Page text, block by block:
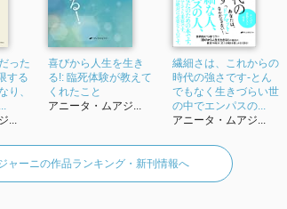
った
する
り、
...
喜びから人生を生き
る!: 臨死体験が教えて
くれたこと
アニータ・ムアジ...
繊細さは、これからの
時代の強さです-とん
でもなく生きづらい世
の中でエンパスの...
アニータ・ムアジ...
ャーニの作品ランキング・新刊情報へ